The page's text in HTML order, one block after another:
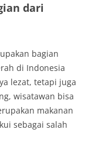
dari
bagian
di Indonesia
lezat, tetapi juga
wisatawan bisa
makanan
sebagai salah